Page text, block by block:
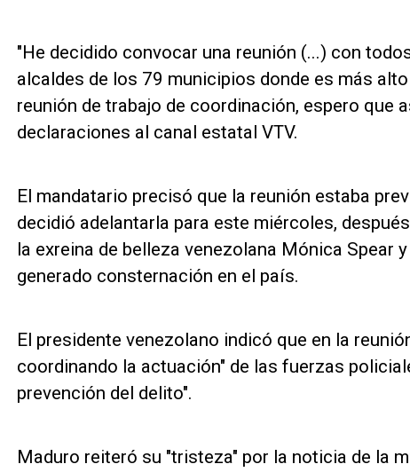
"He decidido convocar una reunión (...) con
alcaldes de los 79 municipios donde es más
reunión de trabajo de coordinación, espero que
declaraciones al canal estatal VTV.
El mandatario precisó que la reunión estaba
decidió adelantarla para este miércoles,
la exreina de belleza venezolana Mónica Spear
generado consternación en el país.
El presidente venezolano indicó que en la
coordinando la actuación" de las fuerzas
prevención del delito".
Maduro reiteró su "tristeza" por la noticia de la